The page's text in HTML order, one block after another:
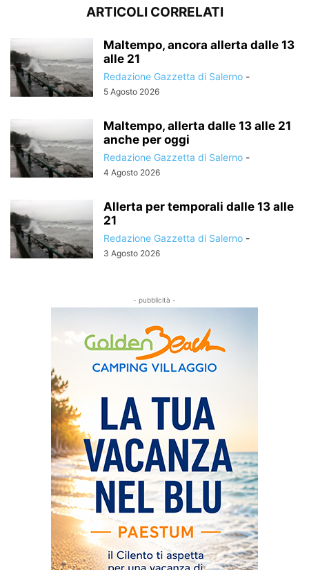
ARTICOLI CORRELATI
Maltempo, ancora allerta dalle 13
alle 21
Redazione Gazzetta di Salerno -
5 Agosto 2026
Maltempo, allerta dalle 13 alle 21
anche per oggi
Redazione Gazzetta di Salerno -
4 Agosto 2026
Allerta per temporali dalle 13 alle
21
Redazione Gazzetta di Salerno -
3 Agosto 2026
- pubblicità -